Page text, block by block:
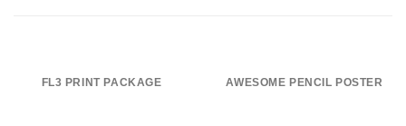
FL3 PRINT PACKAGE AWESOME PENCIL POSTER